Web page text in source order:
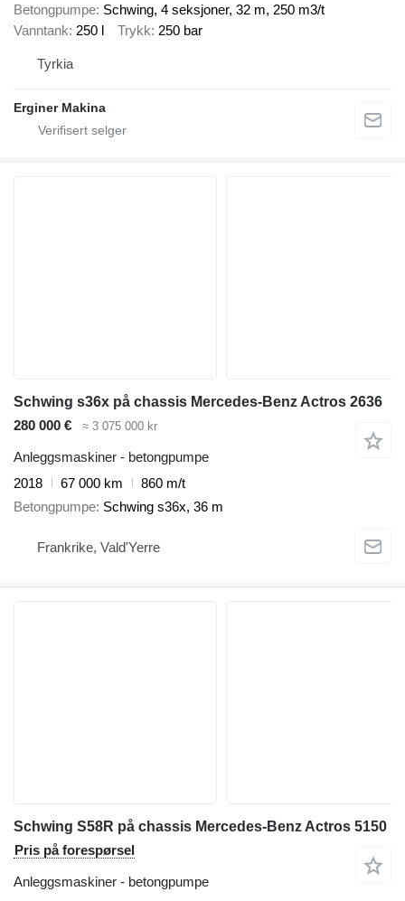
Betongpumpe Schwing, 4 seksjoner, 32 m, 250 m3/t
Vanntank 250 l Trykk 250 bar
Tyrkia
Erginer Makina
Schwing s36x på chassis Mercedes-Benz Actros 2636
280 000 €
≈ 3 075 000 kr
Anleggsmaskiner - betongpumpe
2018
67 000 km
860 m/t
Betongpumpe Schwing s36x, 36 m
Frankrike, Vald'Yerre
Schwing S58R på chassis Mercedes-Benz Actros 5150
Pris på forespørsel
Anleggsmaskiner - betongpumpe